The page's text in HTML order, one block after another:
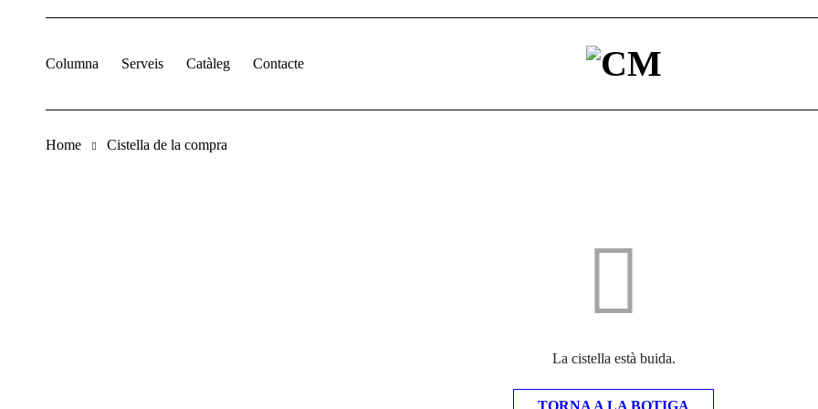
Columna Serveis Catàleg Contacte
Home Cistella de la compra
La cistella està buida.